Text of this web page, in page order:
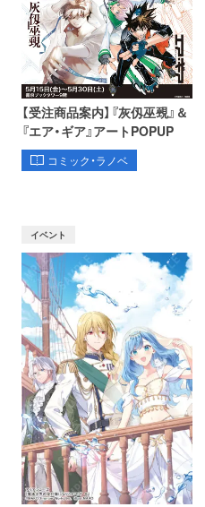
【受注商品案内】『灰仭巫覡』＆
『エア・ギア』アートPOPUP
コミック・ラノベ
イベント